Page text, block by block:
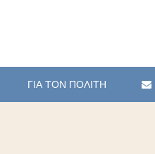
ΓΙΑ ΤΟΝ ΠΟΛΙΤΗ